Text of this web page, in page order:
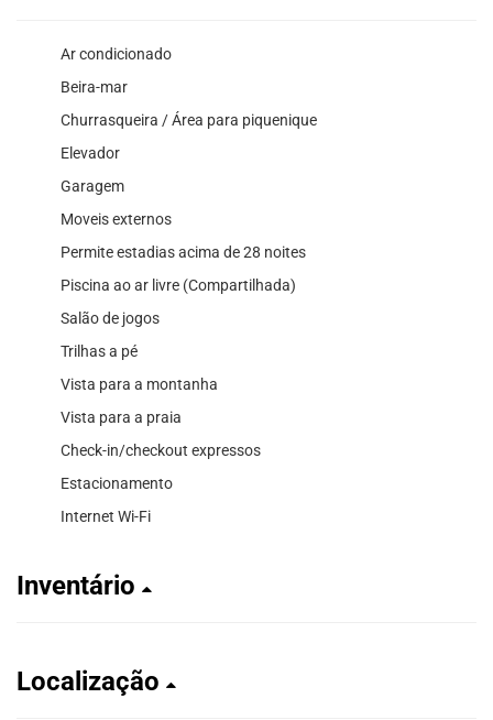
Ar condicionado
Beira-mar
Churrasqueira / Área para piquenique
Elevador
Garagem
Moveis externos
Permite estadias acima de 28 noites
Piscina ao ar livre (Compartilhada)
Salão de jogos
Trilhas a pé
Vista para a montanha
Vista para a praia
Check-in/checkout expressos
Estacionamento
Internet Wi-Fi
Inventário
Localização